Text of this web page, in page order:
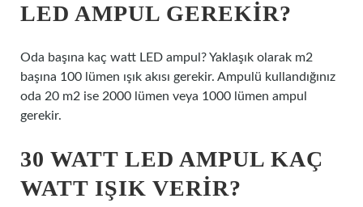
LED AMPUL GEREKIR?
Oda başına kaç watt LED ampul? Yaklaşık olarak m2
başına 100 lümen ışık akısı gerekir. Ampulü kullandığınız
oda 20 m2 ise 2000 lümen veya 1000 lümen ampul
gerekir.
30 WATT LED AMPUL KAÇ
WATT IŞIK VERIR?